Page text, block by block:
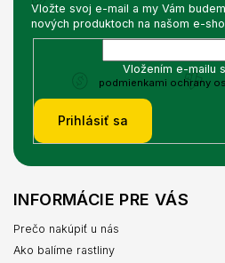
Vložte svoj e-mail a my Vám
nových produktoch na našom e-
Vložením e-mailu
podmienkami ochrany
Prihlásiť sa
INFORMÁCIE PRE VÁS
Prečo nakúpiť u nás
Ako balíme rastliny